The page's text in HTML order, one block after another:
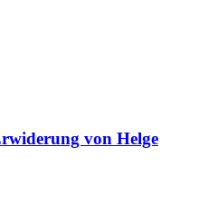
von Helge